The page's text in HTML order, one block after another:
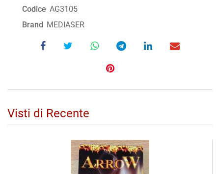
Codice AG3105
Brand MEDIASER
Visti di Recente